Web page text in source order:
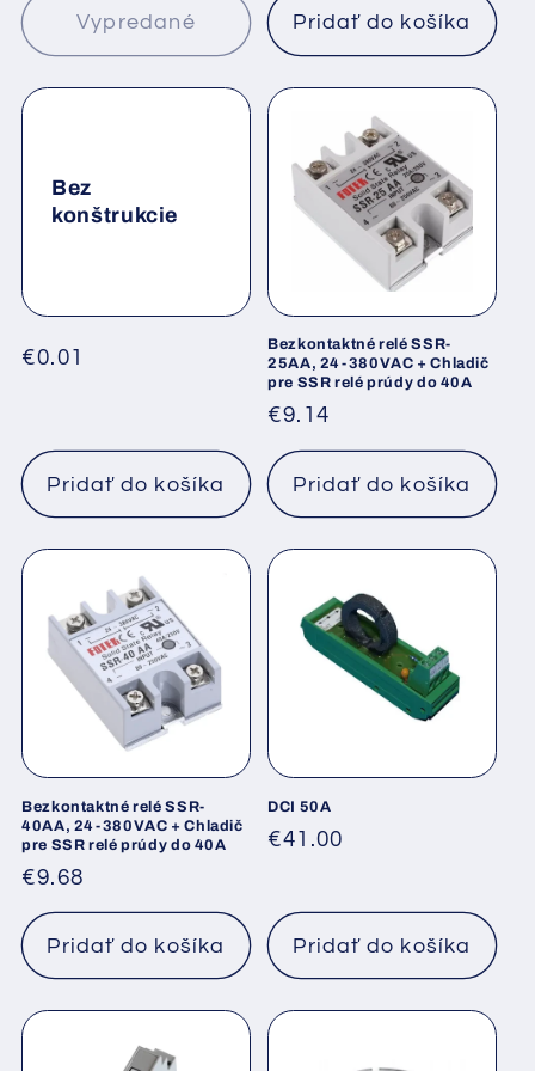
Vypredané Pridať do košíka
Bez
konštrukcie
Normálna
€0.01
Pridať do košíka
Bezkontaktné relé SSR-
25AA, 24-380VAC + Chladič
pre SSR relé prúdy do 40A
Normálna
cena
€9.14
Pridať do košíka
Bezkontaktné relé SSR-
40AA, 24-380VAC + Chladič
pre SSR relé prúdy do 40A
Normálna
cena
€9.68
Pridať do košíka
DCI 50A
Normálna
€41.00
Pridať do košíka